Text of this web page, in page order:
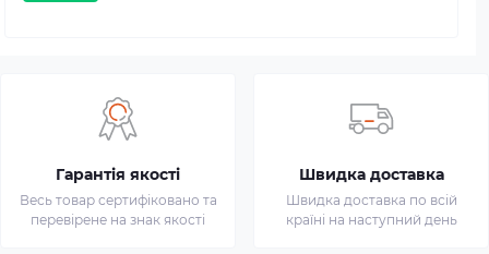
Гарантія якості
Весь товар сертифіковано та
перевірене на знак якості
Швидка доставка
Швидка доставка по всій
країні на наступний день